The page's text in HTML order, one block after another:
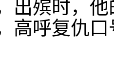
殡时，他
高呼复仇